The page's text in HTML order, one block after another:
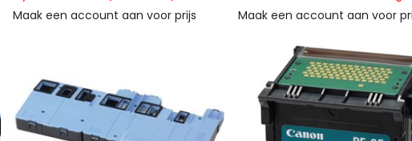
Maak een account aan voor prijs
Maak een account aan voor